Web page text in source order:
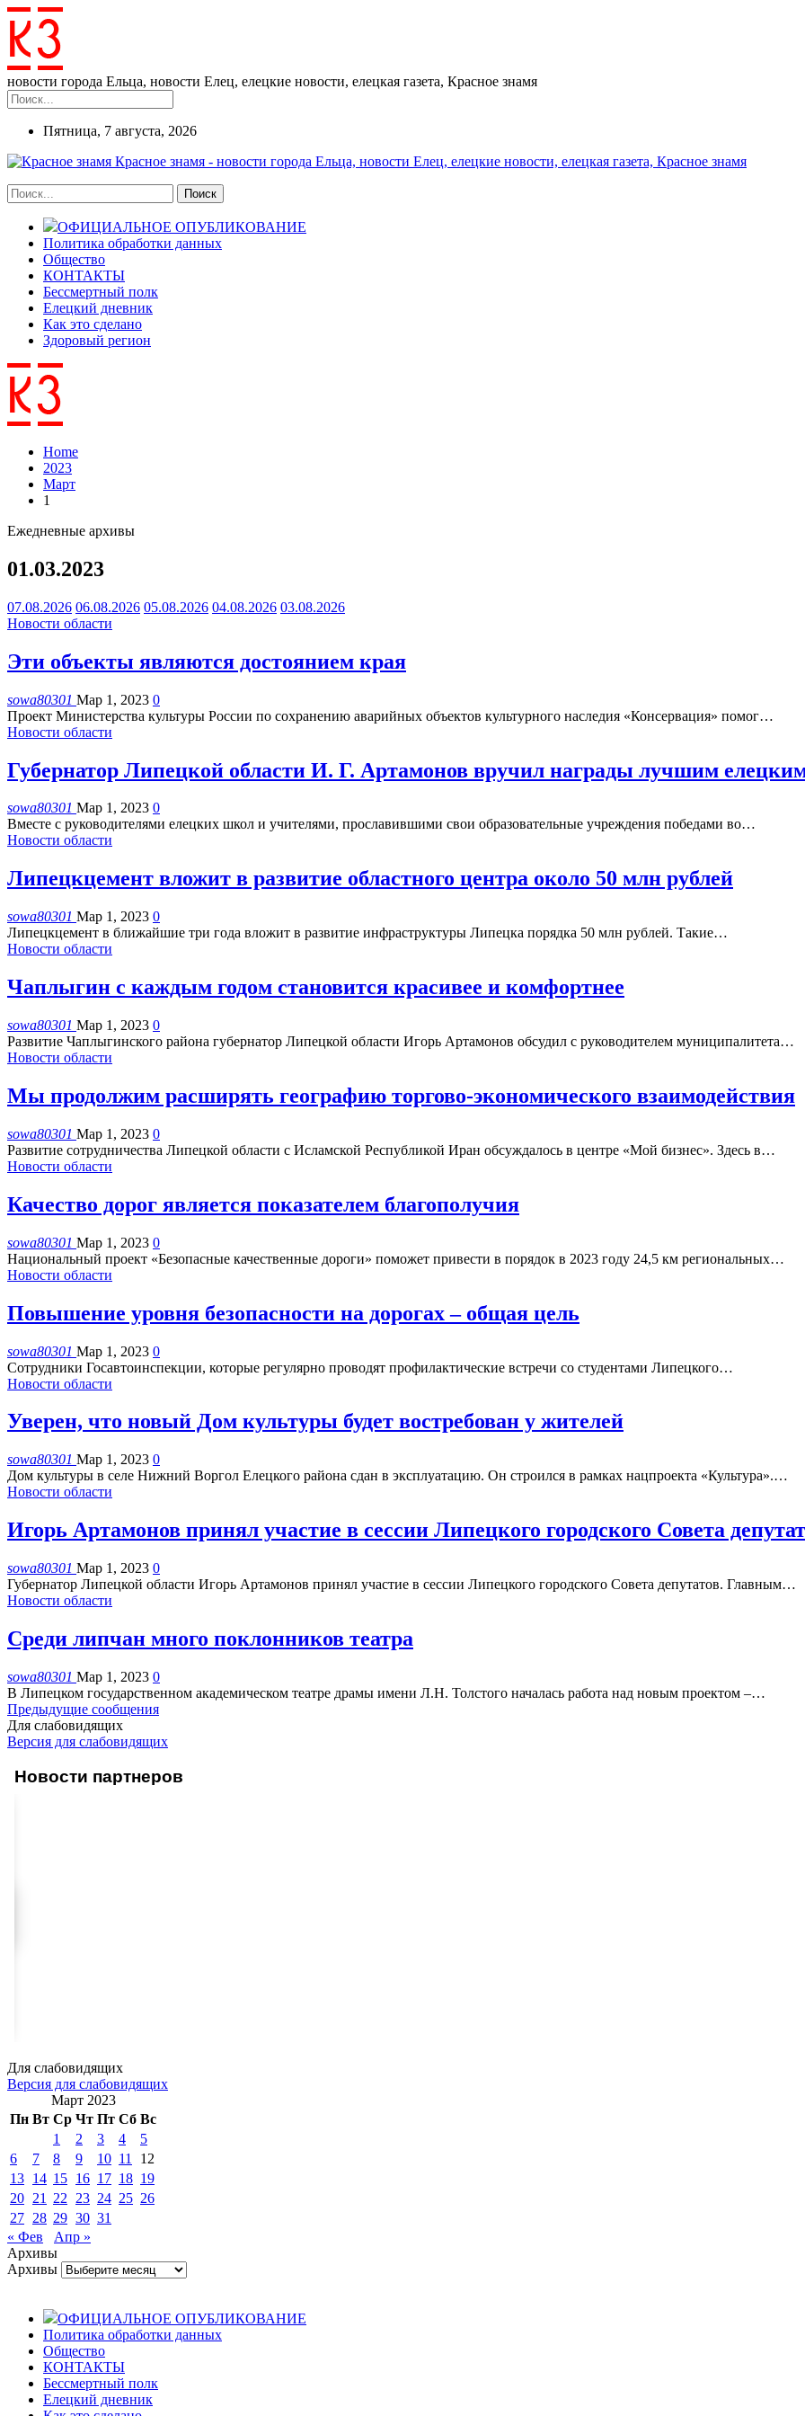
новости города Ельца, новости Елец, елецкие новости, елецкая газета, Красное знамя
Пятница, 7 августа, 2026
Красное знамя - новости города Ельца, новости Елец, елецкие новости, елецкая газета, Красное знамя
ОФИЦИАЛЬНОЕ ОПУБЛИКОВАНИЕ
Политика обработки данных
Общество
КОНТАКТЫ
Бессмертный полк
Елецкий дневник
Как это сделано
Здоровый регион
Home
2023
Март
1
Ежедневные архивы
01.03.2023
07.08.2026 06.08.2026 05.08.2026 04.08.2026 03.08.2026
Новости области
Эти объекты являются достоянием края
sowa80301 Мар 1, 2023 0
Проект Министерства культуры России по сохранению аварийных объектов культурного наследия «Консервация» помог…
Новости области
Губернатор Липецкой области И. Г. Артамонов вручил награды лучшим
sowa80301 Мар 1, 2023 0
Вместе с руководителями елецких школ и учителями, прославившими свои образовательные учреждения победами во…
Новости области
Липецкцемент вложит в развитие областного центра около 50 млн рублей
sowa80301 Мар 1, 2023 0
Липецкцемент в ближайшие три года вложит в развитие инфраструктуры Липецка порядка 50 млн рублей. Такие…
Новости области
Чаплыгин с каждым годом становится красивее и комфортнее
sowa80301 Мар 1, 2023 0
Развитие Чаплыгинского района губернатор Липецкой области Игорь Артамонов обсудил с руководителем муниципалитета…
Новости области
Мы продолжим расширять географию торгово-экономического взаимодействия
sowa80301 Мар 1, 2023 0
Развитие сотрудничества Липецкой области с Исламской Республикой Иран обсуждалось в центре «Мой бизнес». Здесь в…
Новости области
Качество дорог является показателем благополучия
sowa80301 Мар 1, 2023 0
Национальный проект «Безопасные качественные дороги» поможет привести в порядок в 2023 году 24,5 км региональных…
Новости области
Повышение уровня безопасности на дорогах – общая цель
sowa80301 Мар 1, 2023 0
Сотрудники Госавтоинспекции, которые регулярно проводят профилактические встречи со студентами Липецкого…
Новости области
Уверен, что новый Дом культуры будет востребован у жителей
sowa80301 Мар 1, 2023 0
Дом культуры в селе Нижний Воргол Елецкого района сдан в эксплуатацию. Он строился в рамках нацпроекта «Культура».…
Новости области
Игорь Артамонов принял участие в сессии Липецкого городского Совета
sowa80301 Мар 1, 2023 0
Губернатор Липецкой области Игорь Артамонов принял участие в сессии Липецкого городского Совета депутатов. Главным…
Новости области
Среди липчан много поклонников театра
sowa80301 Мар 1, 2023 0
В Липецком государственном академическом театре драмы имени Л.Н. Толстого началась работа над новым проектом –…
Предыдущие сообщения
Для слабовидящих
Версия для слабовидящих
Новости партнеров
Для слабовидящих
Версия для слабовидящих
Март 2023
Пн Вт Ср Чт Пт Сб Вс
1
2 3 4
5
6
7 8 9 10 11
12
13 14 15 16 17 18 19
20 21 22 23 24 25 26
27 28 29 30 31
« Фев
Апр »
Архивы
Архивы
ОФИЦИАЛЬНОЕ ОПУБЛИКОВАНИЕ
Политика обработки данных
Общество
КОНТАКТЫ
Бессмертный полк
Елецкий дневник